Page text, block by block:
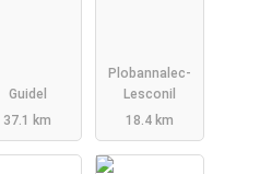
Guidel
37.1 km
Plobannalec-
Lesconil
18.4 km